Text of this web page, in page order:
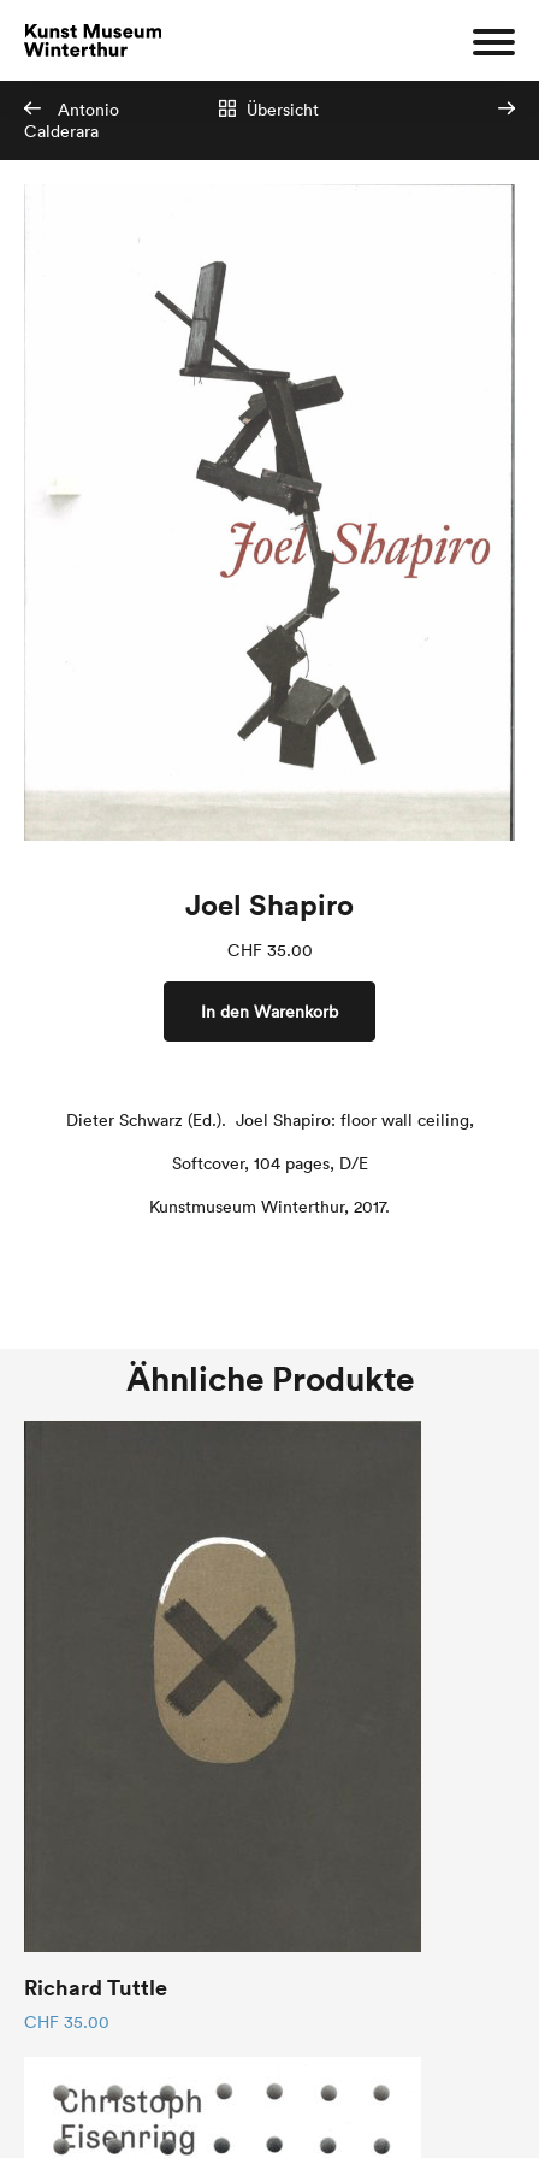
Antonio
Calderara
Übersicht
Joel Shapiro
CHF35.00
In den Warenkorb
Dieter Schwarz (Ed.). Joel Shapiro: floor wall ceiling,
Softcover, 104 pages, D/E
Kunstmuseum Winterthur, 2017.
Ähnliche Produkte
Richard Tuttle
CHF 35.00